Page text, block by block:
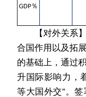
GDP％
【对外关系
合国作用以及拓
的基础上，通过
升国际影响力，
等大国外交”。